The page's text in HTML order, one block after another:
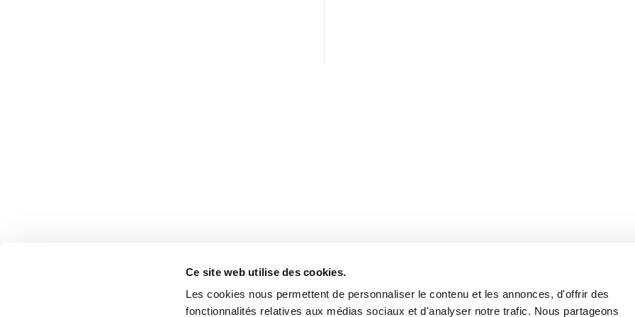
Ce site web utilise des cookies.
Les cookies nous permettent de personnaliser le contenu et les annonces, d'offrir des
fonctionnalités relatives aux médias sociaux et d'analyser notre trafic. Nous partageons